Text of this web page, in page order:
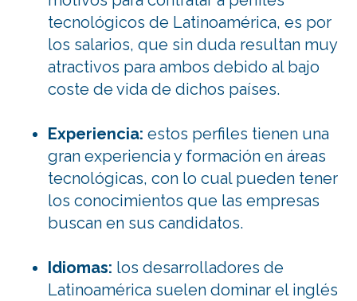
tecnológicos de Latinoamérica, es por
los salarios, que sin duda resultan muy
atractivos para ambos debido al bajo
coste de vida de dichos países.
Experiencia: estos perfiles tienen una
gran experiencia y formación en áreas
tecnológicas, con lo cual pueden tener
los conocimientos que las empresas
buscan en sus candidatos.
Idiomas: los desarrolladores de
Latinoamérica suelen dominar el inglés